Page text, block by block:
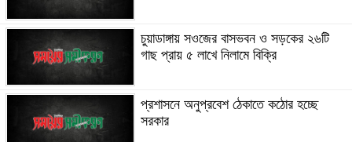
চুয়াডাঙ্গায় সওজের বাসভবন ও সড়কের ২৬টি
গাছ প্রায় ৫ লাখে নিলামে বিক্রি
প্রশাসনে অনুপ্রবেশ ঠেকাতে কঠোর হচ্ছে
সরকার